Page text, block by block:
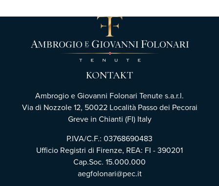
KONTAKT
Ambrogio e Giovanni Folonari Tenute s.a.r.l.
Via di Nozzole 12, 50022 Località Passo dei Pecorai
Greve in Chianti (FI) Italy
P.IVA/C.F.: 03768690483
Ufficio Registri di Firenze, REA: FI - 390201
Cap.Soc. 15.000.000
aegfolonari@pec.it